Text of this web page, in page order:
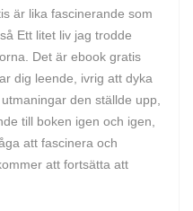
är lika fascinerande som
Ett litet liv jag trodde
Det är ebook gratis
dig leende, ivrig att dyka
den ställde upp,
till boken igen och igen,
att fascinera och
att fortsätta att